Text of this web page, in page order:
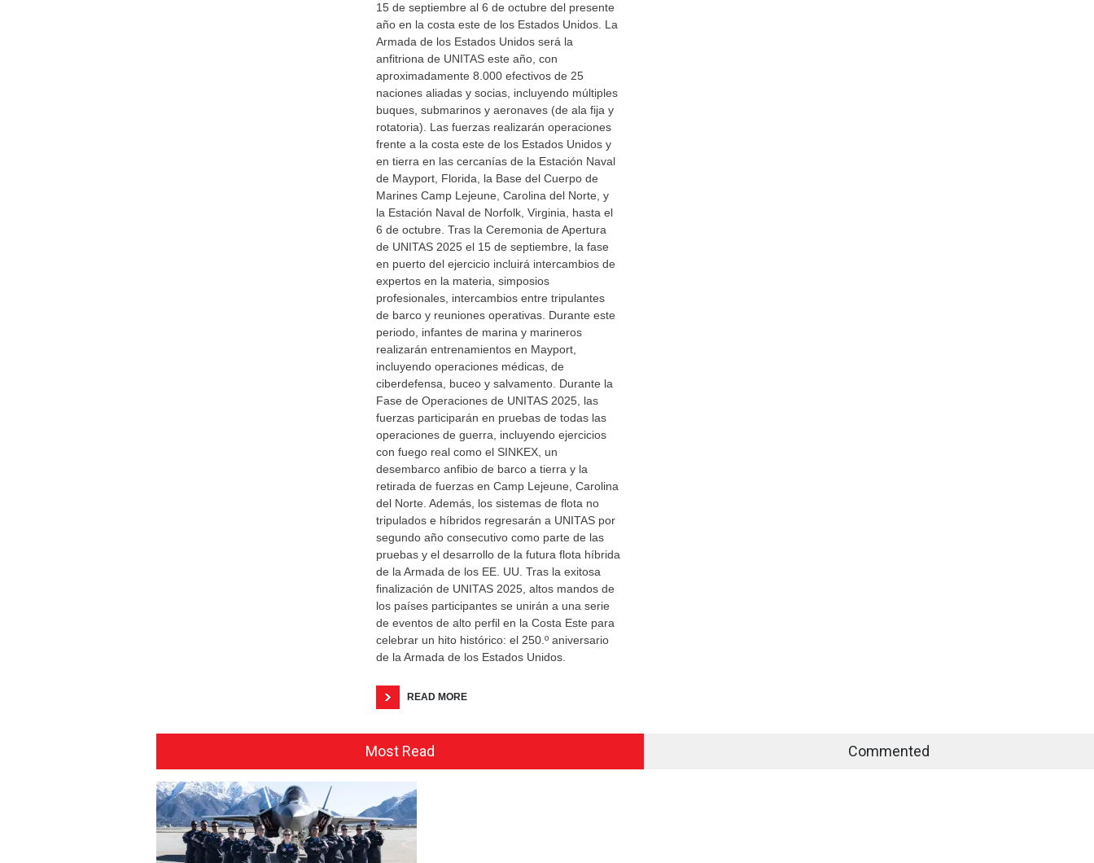
15 de septiembre al 6 de octubre del presente
año en la costa este de los Estados Unidos. La
Armada de los Estados Unidos será la
anfitriona de UNITAS este año, con
aproximadamente 8.000 efectivos de 25
naciones aliadas y socias, incluyendo múltiples
buques, submarinos y aeronaves (de ala fija y
rotatoria). Las fuerzas realizarán operaciones
frente a la costa este de los Estados Unidos y
en tierra en las cercanías de la Estación Naval
de Mayport, Florida, la Base del Cuerpo de
Marines Camp Lejeune, Carolina del Norte, y
la Estación Naval de Norfolk, Virginia, hasta el
6 de octubre. Tras la Ceremonia de Apertura
de UNITAS 2025 el 15 de septiembre, la fase
en puerto del ejercicio incluirá intercambios de
expertos en la materia, simposios
profesionales, intercambios entre tripulantes
de barco y reuniones operativas. Durante este
periodo, infantes de marina y marineros
realizarán entrenamientos en Mayport,
incluyendo operaciones médicas, de
ciberdefensa, buceo y salvamento. Durante la
Fase de Operaciones de UNITAS 2025, las
fuerzas participarán en pruebas de todas las
operaciones de guerra, incluyendo ejercicios
con fuego real como el SINKEX, un
desembarco anfibio de barco a tierra y la
retirada de fuerzas en Camp Lejeune, Carolina
del Norte. Además, los sistemas de flota no
tripulados e híbridos regresarán a UNITAS por
segundo año consecutivo como parte de las
pruebas y el desarrollo de la futura flota híbrida
de la Armada de los EE. UU. Tras la exitosa
finalización de UNITAS 2025, altos mandos de
los países participantes se unirán a una serie
de eventos de alto perfil en la Costa Este para
celebrar un hito histórico: el 250.º aniversario
de la Armada de los Estados Unidos.
READ MORE
Most Read Commented